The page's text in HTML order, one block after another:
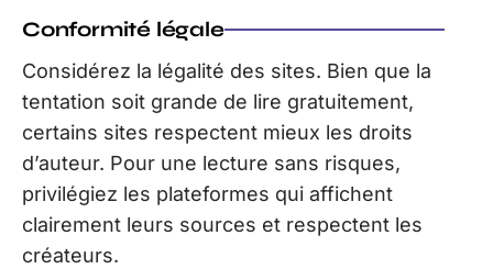
Conformité légale
Considérez la légalité des sites. Bien que la
tentation soit grande de lire gratuitement,
certains sites respectent mieux les droits
d’auteur. Pour une lecture sans risques,
privilégiez les plateformes qui affichent
clairement leurs sources et respectent les
créateurs.